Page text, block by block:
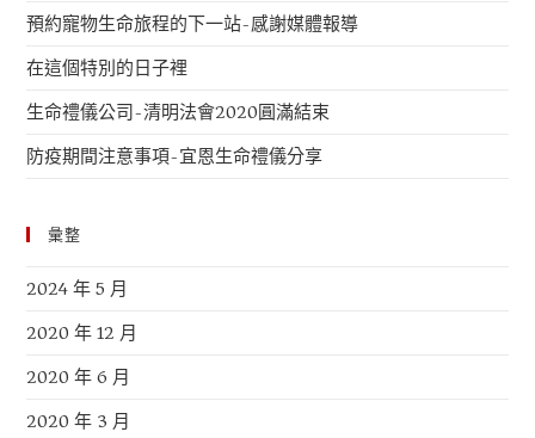
預約寵物生命旅程的下一站-感謝媒體報導
在這個特別的日子裡
生命禮儀公司-清明法會2020圓滿結束
防疫期間注意事項-宜恩生命禮儀分享
彙整
2024 年 5 月
2020 年 12 月
2020 年 6 月
2020 年 3 月